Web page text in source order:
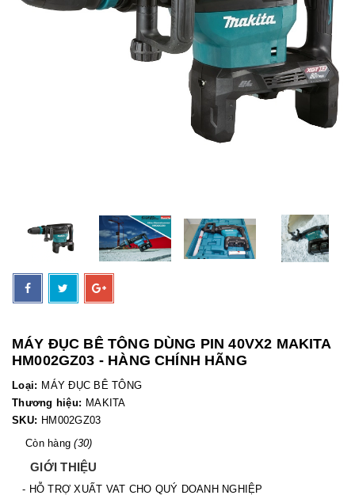
MÁY ĐỤC BÊ TÔNG DÙNG PIN 40VX2 MAKITA
HM002GZ03 - HÀNG CHÍNH HÃNG
Loại: MÁY ĐỤC BÊ TÔNG
Thương hiệu: MAKITA
SKU: HM002GZ03
Còn hàng(30)
GIỚI THIỆU
- HỖ TRỢ XUẤT VAT CHO QUÝ DOANH NGHIỆP